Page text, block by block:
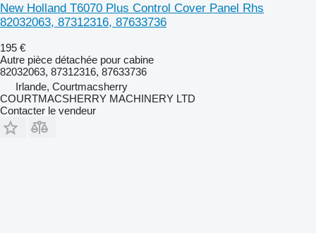
New Holland T6070 Plus Control Cover Panel Rhs
82032063, 87312316, 87633736
195 €
Autre pièce détachée pour cabine
82032063, 87312316, 87633736
Irlande, Courtmacsherry
COURTMACSHERRY MACHINERY LTD
Contacter le vendeur